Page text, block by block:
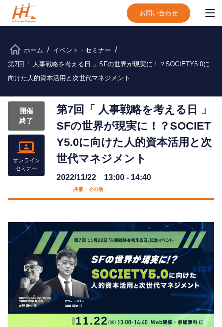
お問い合わせ
ホーム
イベント・セミナー
第7回「 人事戦略を考える日 」SFの世界が現実に！？SOCIETY5.0に
向けた人的資本活用と次世代マネジメント
開催
終了
オンライン
セミナー
第7回「 人事戦略を考える日 」
SFの世界が現実に！？SOCIET
Y5.0に向けた人的資本活用と次
世代マネジメント
2022/11/22 13:00 - 14:40
共催・その他